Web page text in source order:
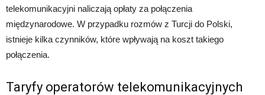
telekomunikacyjni naliczają opłaty za połączenia
międzynarodowe. W przypadku rozmów z Turcji do Polski,
istnieje kilka czynników, które wpływają na koszt takiego
połączenia.
Taryfy operatorów telekomunikacyjnych